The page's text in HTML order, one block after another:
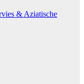
& Aziatische